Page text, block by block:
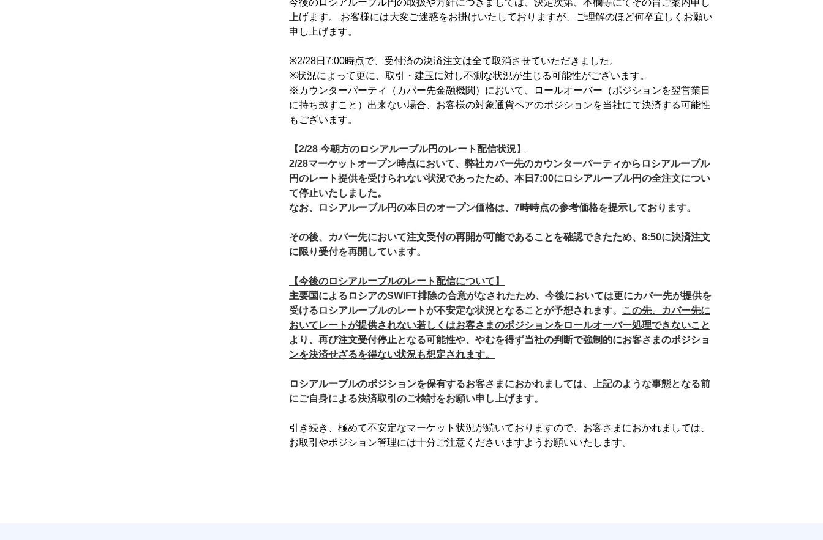
上げます。 お客様には大変ご迷惑をお掛けいたしておりますが、ご理解のほど何卒宜しくお願い
申し上げます。
※2/28日7:00時点で、受付済の決済注文は全て取消させていただきました。
※状況によって更に、取引・建玉に対し不測な状況が生じる可能性がございます。
※カウンターパーティ（カバー先金融機関）において、ロールオーバー（ポジションを翌営業日
に持ち越すこと）出来ない場合、お客様の対象通貨ペアのポジションを当社にて決済する可能性
もございます。
【2/28 今朝方のロシアルーブル円のレート配信状況】
2/28マーケットオープン時点において、弊社カバー先のカウンターパーティからロシアルーブル
円のレート提供を受けられない状況であったため、本日7:00にロシアルーブル円の全注文につい
て停止いたしました。
なお、ロシアルーブル円の本日のオープン価格は、7時時点の参考価格を提示しております。
その後、カバー先において注文受付の再開が可能であることを確認できたため、8:50に決済注文
に限り受付を再開しています。
【今後のロシアルーブルのレート配信について】
主要国によるロシアのSWIFT排除の合意がなされたため、今後においては更にカバー先が提供を
受けるロシアルーブルのレートが不安定な状況となることが予想されます。
この先、カバー先に
おいてレートが提供されない若しくはお客さまのポジションをロールオーバー処理できないこと
より、再び注文受付停止となる可能性や、やむを得ず当社の判断で強制的にお客さまのポジショ
ンを決済せざるを得ない状況も想定されます。
ロシアルーブルのポジションを保有するお客さまにおかれましては、上記のような事態となる前
にご自身による決済取引のご検討をお願い申し上げます。
引き続き、極めて不安定なマーケット状況が続いておりますので、お客さまにおかれましては、
お取引やポジション管理には十分ご注意くださいますようお願いいたします。